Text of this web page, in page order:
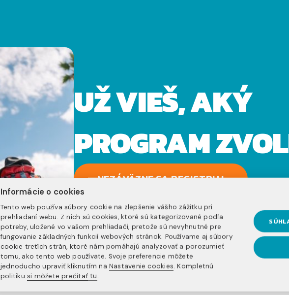
UŽ VIEŠ, AKÝ
PROGRAM
NEZÁVÄZNE SA REGISTRUJ
Informácie o cookies
Tento web používa súbory cookie na zlepšenie vášho zážitku pri
prehliadaní webu. Z nich sú cookies, ktoré sú kategorizované podľa
potreby, uložené vo vašom prehliadači, pretože sú nevyhnutné pre
fungovanie základných funkcií webových stránok. Používame aj súbory
cookie tretích strán, ktoré nám pomáhajú analyzovať a porozumieť
tomu, ako tento web používate. Svoje preferencie môžete
jednoducho upraviť kliknutím naNastavenie cookies. Kompletnú
politiku si môžete prečítať tu.